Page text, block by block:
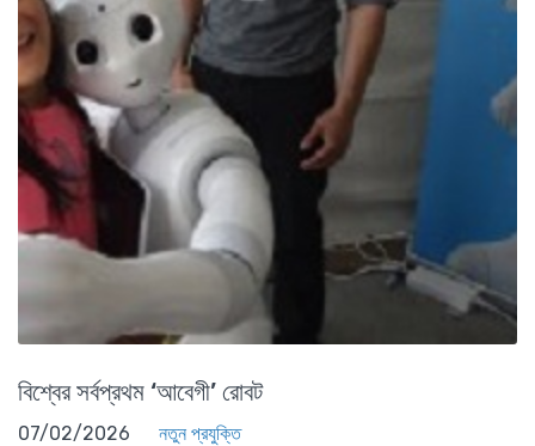
বিশ্বের সর্বপ্রথম ‘আবেগী’ রোবট
07/02/2026 নতুন প্রযুক্তি